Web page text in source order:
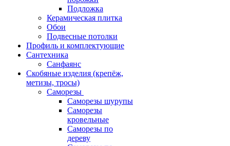
Подложка
Керамическая плитка
Обои
Подвесные потолки
Профиль и комплектующие
Сантехника
Санфаянс
Скобяные изделия (крепёж,
метизы, тросы)
Саморезы
Саморезы шурупы
Саморезы
кровельные
Саморезы по
дереву